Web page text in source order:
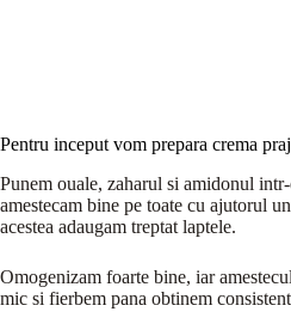
Pentru inceput vom prepara crema
Punem ouale, zaharul si amidonul
amestecam bine pe toate cu ajutorul
acestea adaugam treptat laptele.
Omogenizam foarte bine, iar
mic si fierbem pana obtinem